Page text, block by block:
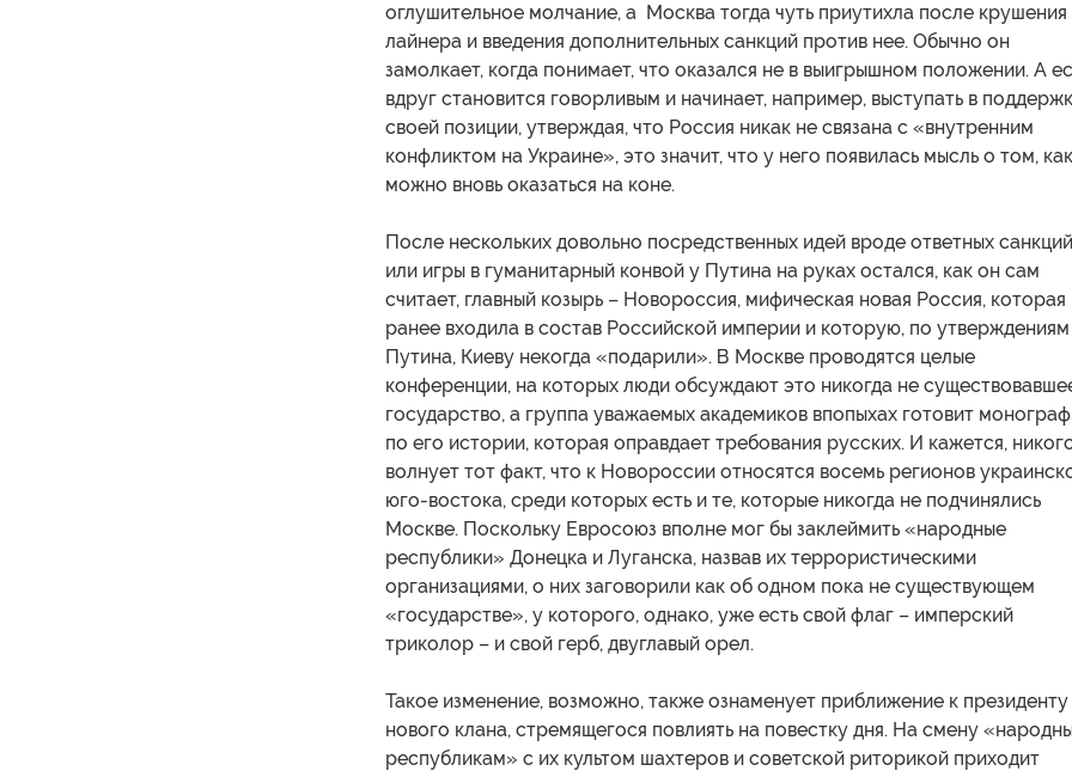
оглушительное молчание, а Москва тогда чуть приутихла после крушения
лайнера и введения дополнительных санкций против нее. Обычно он
замолкает, когда понимает, что оказался не в выигрышном положении. А
вдруг становится говорливым и начинает, например, выступать в
своей позиции, утверждая, что Россия никак не связана с «внутренним
конфликтом на Украине», это значит, что у него появилась мысль о том, как
можно вновь оказаться на коне.
После нескольких довольно посредственных идей вроде ответных санкций
или игры в гуманитарный конвой у Путина на руках остался, как он сам
считает, главный козырь – Новороссия, мифическая новая Россия, которая
ранее входила в состав Российской империи и которую, по утверждениям
Путина, Киеву некогда «подарили». В Москве проводятся целые
конференции, на которых люди обсуждают это никогда не
государство, а группа уважаемых академиков впопыхах готовит
по его истории, которая оправдает требования русских. И кажется,
волнует тот факт, что к Новороссии относятся восемь регионов
юго-востока, среди которых есть и те, которые никогда не подчинялись
Москве. Поскольку Евросоюз вполне мог бы заклеймить «народные
республики» Донецка и Луганска, назвав их террористическими
организациями, о них заговорили как об одном пока не существующем
«государстве», у которого, однако, уже есть свой флаг – имперский
триколор – и свой герб, двуглавый орел.
Такое изменение, возможно, также ознаменует приближение к президенту
нового клана, стремящегося повлиять на повестку дня. На смену
республикам» с их культом шахтеров и советской риторикой приходит